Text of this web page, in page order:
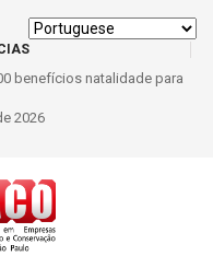
benefícios natalidade para
em 2026
2026